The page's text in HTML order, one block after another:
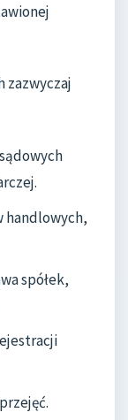
zazwyczaj
handlowych,
spółek,